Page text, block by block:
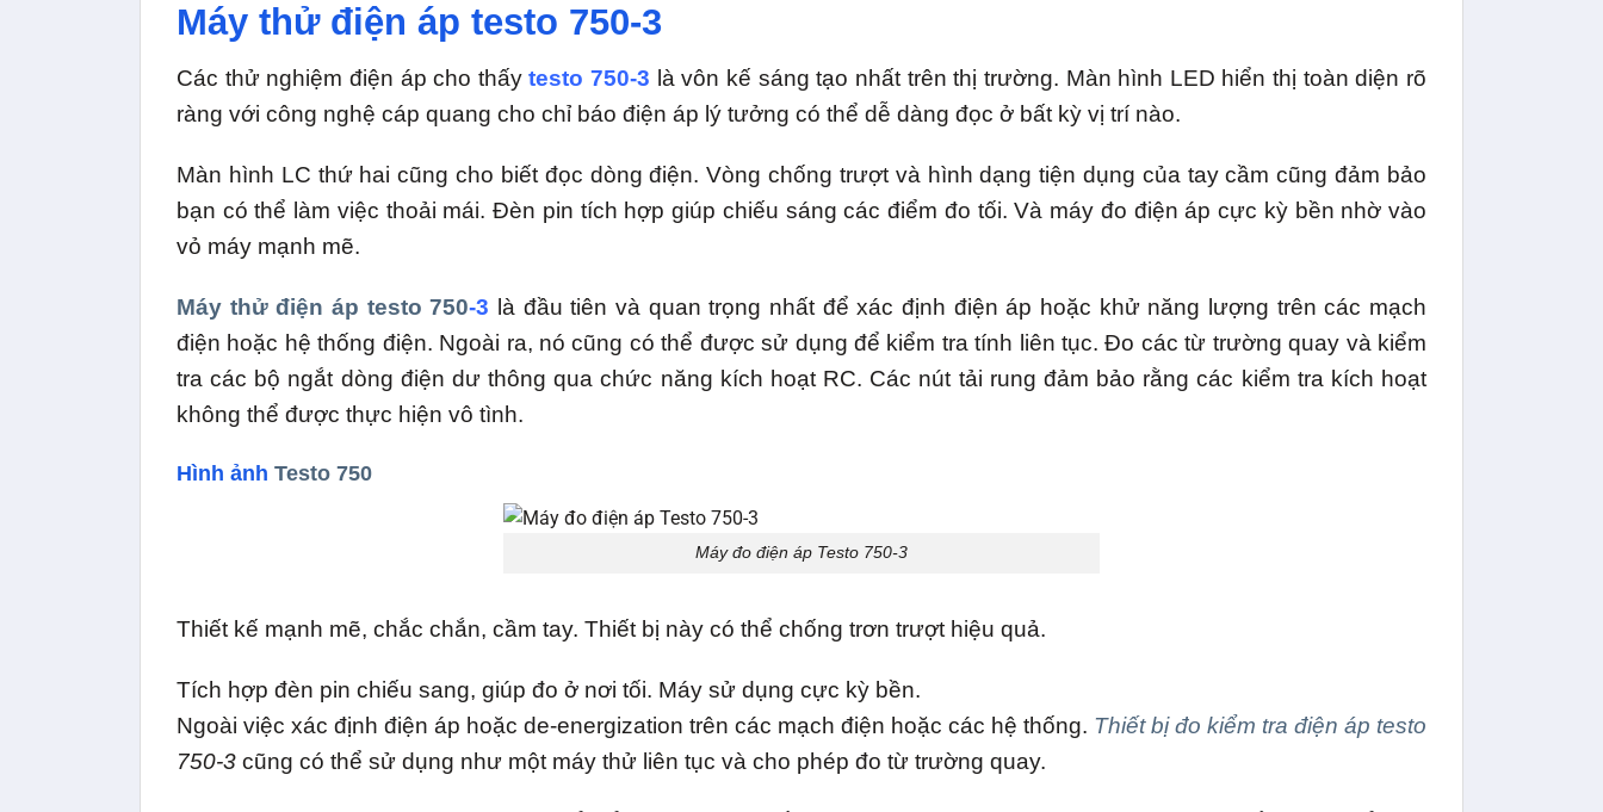
Máy thử điện áp testo 750-3
Các thử nghiệm điện áp cho thấytesto 750-3 là vôn kế sáng tạo nhất trên thị trường. Màn hình LED hiển thị toàn diện rõ
ràng với công nghệ cáp quang cho chỉ báo điện áp lý tưởng có thể dễ dàng đọc ở bất kỳ vị trí nào.
Màn hình LC thứ hai cũng cho biết đọc dòng điện. Vòng chống trượt và hình dạng tiện dụng của tay cầm cũng đảm bảo
bạn có thể làm việc thoải mái. Đèn pin tích hợp giúp chiếu sáng các điểm đo tối. Và máy đo điện áp cực kỳ bền nhờ vào
vỏ máy mạnh mẽ.
Máy thử điện áp testo 750-3 là đầu tiên và quan trọng nhất để xác định điện áp hoặc khử năng lượng trên các mạch
điện hoặc hệ thống điện. Ngoài ra, nó cũng có thể được sử dụng để kiểm tra tính liên tục. Đo các từ trường quay và kiểm
tra các bộ ngắt dòng điện dư thông qua chức năng kích hoạt RC. Các nút tải rung đảm bảo rằng các kiểm tra kích hoạt
không thể được thực hiện vô tình.
Hình ảnh Testo 750
Máy đo điện áp Testo 750-3
Thiết kế mạnh mẽ, chắc chắn, cầm tay. Thiết bị này có thể chống trơn trượt hiệu quả.
Tích hợp đèn pin chiếu sang, giúp đo ở nơi tối. Máy sử dụng cực kỳ bền.
Ngoài việc xác định điện áp hoặc de-energization trên các mạch điện hoặc các hệ thống. Thiết bị đo kiểm tra điện áp testo
750-3 cũng có thể sử dụng như một máy thử liên tục và cho phép đo từ trường quay.